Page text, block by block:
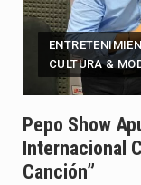
CULTURA &
Pepo Show
Internacional
Canción”